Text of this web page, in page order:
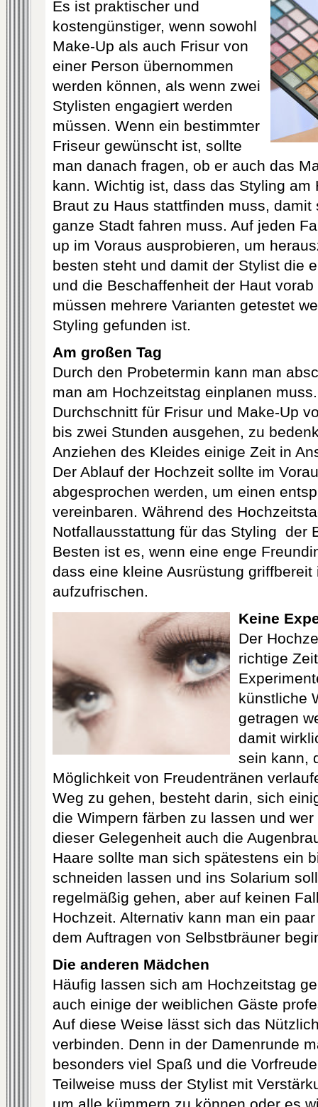
Es ist praktischer und
kostengünstiger, wenn sowohl
Make-Up als auch Frisur von
einer Person übernommen
werden können, als wenn zwei
Stylisten engagiert werden
müssen. Wenn ein bestimmter
Friseur gewünscht ist, sollte
man danach fragen, ob er auch das
kann. Wichtig ist, dass das Styling am
Braut zu Haus stattfinden muss,
ganze Stadt fahren muss. Auf jeden
up im Voraus ausprobieren, um
besten steht und damit der Stylist die
und die Beschaffenheit der Haut
müssen mehrere Varianten getestet
Styling gefunden ist.
Am großen Tag
Durch den Probetermin kann man
man am Hochzeitstag einplanen
Durchschnitt für Frisur und Make-Up
bis zwei Stunden ausgehen, zu
Anziehen des Kleides einige Zeit in
Der Ablauf der Hochzeit sollte im
abgesprochen werden, um einen
vereinbaren. Während des
Notfallausstattung für das Styling der
Besten ist es, wenn eine enge
dass eine kleine Ausrüstung
aufzufrischen.
Keine
Der
richtige
Experim
künstliche
getragen
damit
sein kann,
Möglichkeit von Freudentränen
Weg zu gehen, besteht darin, sich
die Wimpern färben zu lassen und
dieser Gelegenheit auch die
Haare sollte man sich spätestens ein
schneiden lassen und ins Solarium
regelmäßig gehen, aber auf keinen
Hochzeit. Alternativ kann man ein
dem Auftragen von Selbstbräuner
Die anderen Mädchen
Häufig lassen sich am Hochzeitstag
auch einige der weiblichen Gäste
Auf diese Weise lässt sich das
verbinden. Denn in der Damenrunde
besonders viel Spaß und die
Teilweise muss der Stylist mit